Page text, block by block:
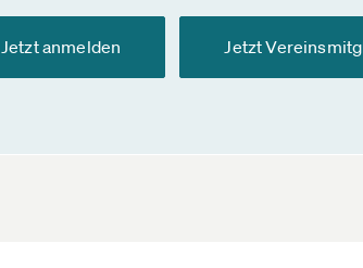
Jetzt anmelden Jetzt